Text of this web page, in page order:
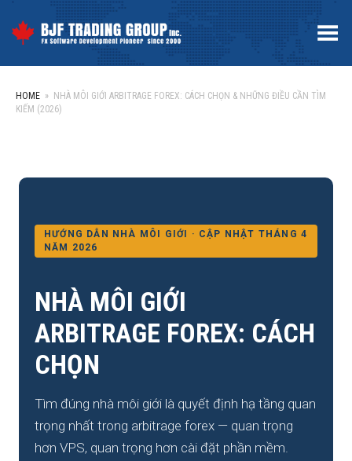
Toggle Menu
HOME » NHÀ MÔI GIỚI ARBITRAGE FOREX: CÁCH CHỌN & NHỮNG ĐIỀU CẦN TÌM
KIẾM (2026)
HƯỚNG DẪN NHÀ MÔI GIỚI · CẬP NHẬT THÁNG 4
NĂM 2026
NHÀ MÔI GIỚI
ARBITRAGE FOREX: CÁCH
CHỌN
Tìm đúng nhà môi giới là quyết định hạ tầng quan
trọng nhất trong arbitrage forex — quan trọng
hơn VPS, quan trọng hơn cài đặt phần mềm.